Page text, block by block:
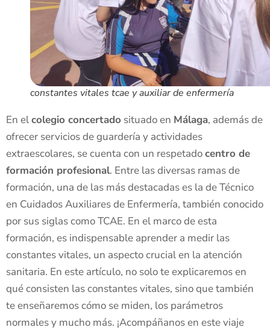
constantes vitales tcae y auxiliar de enfermería
En elcolegio concertado situado en Málaga, además de
ofrecer servicios de guardería y actividades
extraescolares, se cuenta con un respetadocentro de
formación profesional. Entre las diversas ramas de
formación, una de las más destacadas es la de Técnico
en Cuidados Auxiliares de Enfermería, también conocido
por sus siglas como TCAE. En el marco de esta
formación, es indispensable aprender a medir las
constantes vitales, un aspecto crucial en la atención
sanitaria. En este artículo, no solo te explicaremos en
qué consisten las constantes vitales, sino que también
te enseñaremos cómo se miden, los parámetros
normales y mucho más. ¡Acompáñanos en este viaje